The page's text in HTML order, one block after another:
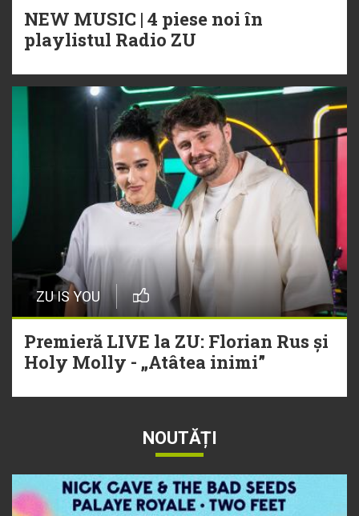
NEW MUSIC | 4 piese noi în
playlistul Radio ZU
ZU IS YOU
Premieră LIVE la ZU: Florian Rus și
Holy Molly - „Atâtea inimi”
NOUTĂȚI